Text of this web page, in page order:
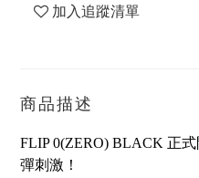
加入追蹤清單
商品描述
FLIP 0(ZERO) BLACK 正
彈刺激！